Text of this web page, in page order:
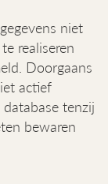
niet
realiseren
Doorgaans
actief
tenzij
bewaren